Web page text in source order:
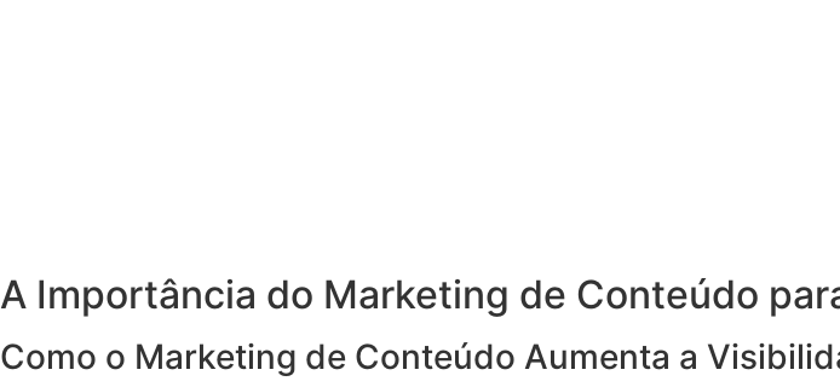
A Importância do Marketing de Conteúdo
Como o Marketing de Conteúdo Aumenta a